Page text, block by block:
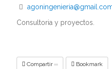
Consultoria y proyectos.
Compartir Bookmark